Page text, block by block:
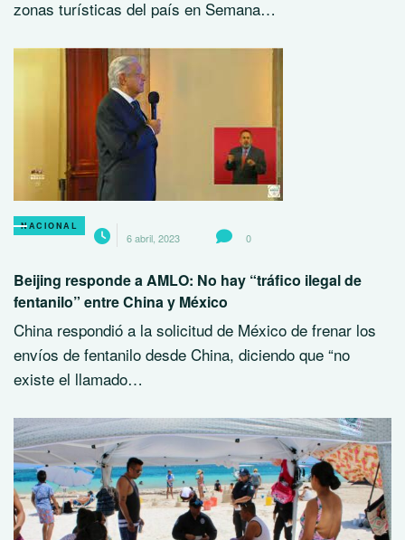
zonas turísticas del país en Semana…
NACIONAL
6 abril, 2023 0
Beijing responde a AMLO: No hay “tráfico ilegal de
fentanilo” entre China y México
China respondió a la solicitud de México de frenar los
envíos de fentanilo desde China, diciendo que “no
existe el llamado…